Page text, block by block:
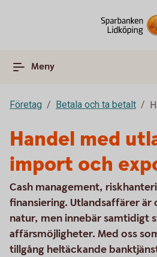
Meny
Företag Betala och ta betalt
Handel med
import och
Cash management,
finansiering. Utlandsaffärer är
natur, men innebär samtidigt
affärsmöjligheter. Med oss
tillgång heltäckande